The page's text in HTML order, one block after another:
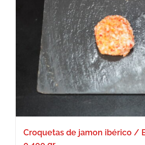
Croquetas de jamon ibérico /